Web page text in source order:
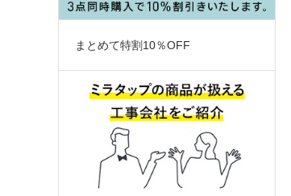
まとめて特割10％OFF